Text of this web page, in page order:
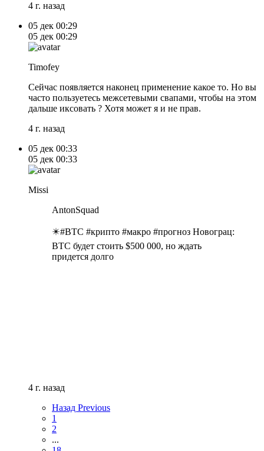
4 г. назад
05 дек 00:29
05 дек 00:29
Timofey
Сейчас появляется наконец применение какое то. Но вы
часто пользуетесь межсетевыми свапами, чтобы на этом
дальше иксовать ? Хотя может я и не прав.
4 г. назад
05 дек 00:33
05 дек 00:33
Missi
AntonSquad
✴️#BTC #крипто #макро #прогноз Новограц:
BTC будет стоить $500 000, но ждать
придется долго
4 г. назад
Назад Previous
1
2
...